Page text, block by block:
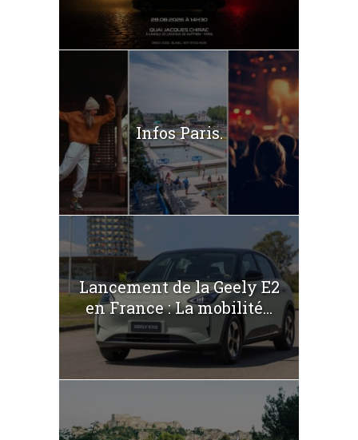
Infos Paris.
Lancement de la Geely E2
en France : La mobilité...